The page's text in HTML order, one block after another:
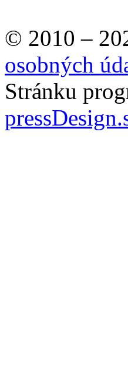
© 2010 –
osobných
Stránku